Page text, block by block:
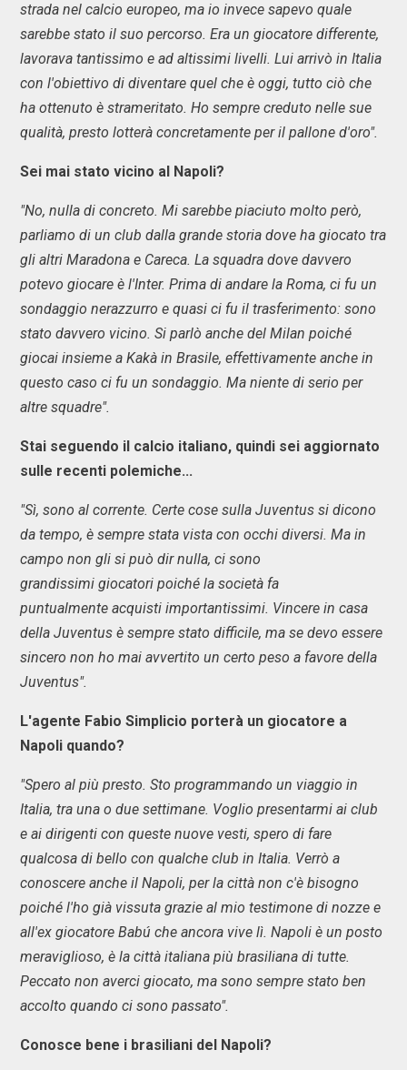
strada nel calcio europeo, ma io invece sapevo quale
sarebbe stato il suo percorso. Era un giocatore differente,
lavorava tantissimo e ad altissimi livelli. Lui arrivò in Italia
con l'obiettivo di diventare quel che è oggi, tutto ciò che
ha ottenuto è strameritato. Ho sempre creduto nelle sue
qualità, presto lotterà concretamente per il pallone d'oro".
Sei mai stato vicino al Napoli?
"No, nulla di concreto. Mi sarebbe piaciuto molto però,
parliamo di un club dalla grande storia dove ha giocato tra
gli altri Maradona e Careca. La squadra dove davvero
potevo giocare è l'Inter. Prima di andare la Roma, ci fu un
sondaggio nerazzurro e quasi ci fu il trasferimento: sono
stato davvero vicino. Si parlò anche del Milan poiché
giocai insieme a Kakà in Brasile, effettivamente anche in
questo caso ci fu un sondaggio. Ma niente di serio per
altre squadre".
Stai seguendo il calcio italiano, quindi sei aggiornato
sulle recenti polemiche...
"Sì, sono al corrente. Certe cose sulla Juventus si dicono
da tempo, è sempre stata vista con occhi diversi. Ma in
campo non gli si può dir nulla, ci sono
grandissimi giocatori poiché la società fa
puntualmente acquisti importantissimi. Vincere in casa
della Juventus è sempre stato difficile, ma se devo essere
sincero non ho mai avvertito un certo peso a favore della
Juventus".
L'agente Fabio Simplicio porterà un giocatore a
Napoli quando?
"Spero al più presto. Sto programmando un viaggio in
Italia, tra una o due settimane. Voglio presentarmi ai club
e ai dirigenti con queste nuove vesti, spero di fare
qualcosa di bello con qualche club in Italia. Verrò a
conoscere anche il Napoli, per la città non c'è bisogno
poiché l'ho già vissuta grazie al mio testimone di nozze e
all'ex giocatore Babú che ancora vive lì. Napoli è un posto
meraviglioso, è la città italiana più brasiliana di tutte.
Peccato non averci giocato, ma sono sempre stato ben
accolto quando ci sono passato".
Conosce bene i brasiliani del Napoli?